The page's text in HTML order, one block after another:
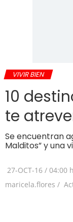
VIVIR BIEN
10
te
Se encuentran
Malditos” y una
27-OCT-16 / 04:00
maricela.flores /